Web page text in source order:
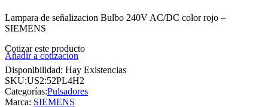
Lampara de señalizacion Bulbo 240V AC/DC color rojo –
SIEMENS
Cotizar este producto
Añadir a cotizacion
Disponibilidad: Hay Existencias
SKU:US2:52PL4H2
Categorías:Pulsadores
Marca: SIEMENS